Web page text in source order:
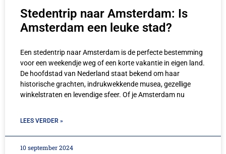
Stedentrip naar Amsterdam: Is
Amsterdam een leuke stad?
Een stedentrip naar Amsterdam is de perfecte bestemming
voor een weekendje weg of een korte vakantie in eigen land.
De hoofdstad van Nederland staat bekend om haar
historische grachten, indrukwekkende musea, gezellige
winkelstraten en levendige sfeer. Of je Amsterdam nu
LEES VERDER »
10 september 2024